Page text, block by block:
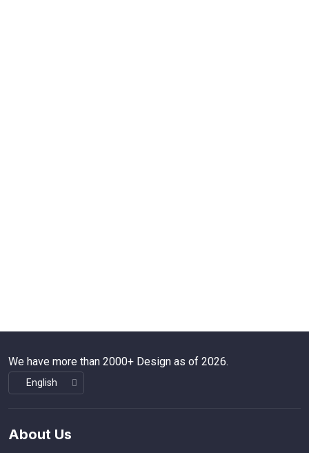
We have more than 2000+ Design as of 2026.
About Us